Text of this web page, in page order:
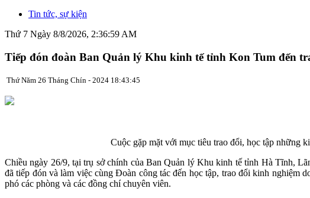
Tin tức, sự kiện
Thứ 7 Ngày 8/8/2026, 2:37:00 AM
Tiếp đón đoàn Ban Quản lý Khu kinh tế tỉnh Kon Tum đến
Thứ Năm 26 Tháng Chín - 2024 18:43:45
Cuộc gặp mặt với mục tiêu trao đổi, học tập những
Chiều ngày 26/9, tại trụ sở chính của Ban Quản lý Khu kinh tế tỉnh Hà Tĩnh,
đã tiếp đón và làm việc cùng Đoàn công tác đến học tập, trao đổi kinh
phó các phòng và các đồng chí chuyên viên.